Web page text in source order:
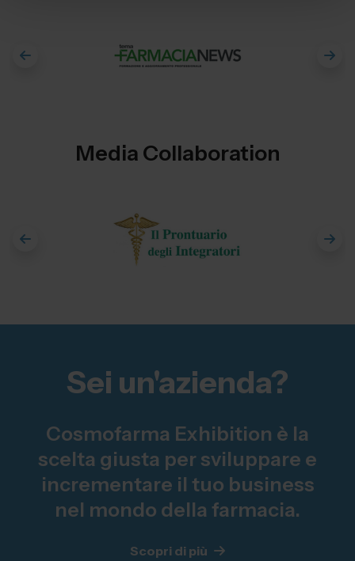
Media Collaboration
Sei un'azienda?
Cosmofarma Exhibition è la
scelta giusta per sviluppare e
incrementare il tuo business
nel mondo della farmacia.
Scopri di più